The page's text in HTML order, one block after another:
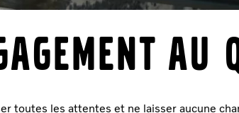
au
toutes les attentes et ne laisser aucune